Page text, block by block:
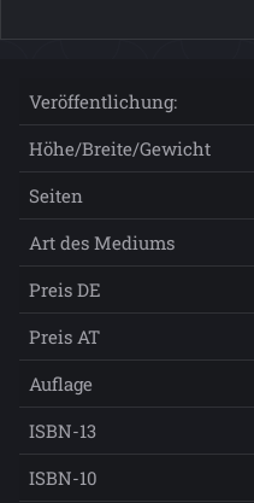
Veröffentlichung:
Höhe/Breite/Gewicht
Seiten
Art des Mediums
Preis DE
Preis AT
Auflage
ISBN-13
ISBN-10